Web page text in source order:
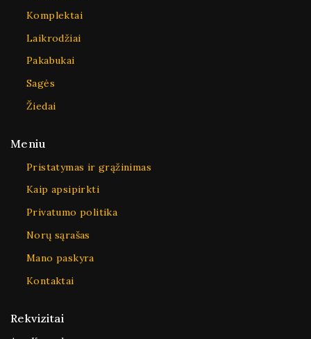
Komplektai
Laikrodžiai
Pakabukai
Sagės
Žiedai
Meniu
Pristatymas ir grąžinimas
Kaip apsipirkti
Privatumo politika
Norų sąrašas
Mano paskyra
Kontaktai
Rekvizitai